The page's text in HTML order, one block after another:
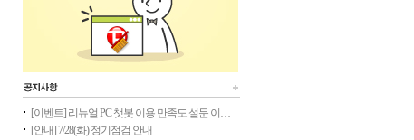
[이벤트] 리뉴얼 PC 챗봇 이용 만족도 설문 이벤트
[안내] 7/28(화) 정기점검 안내